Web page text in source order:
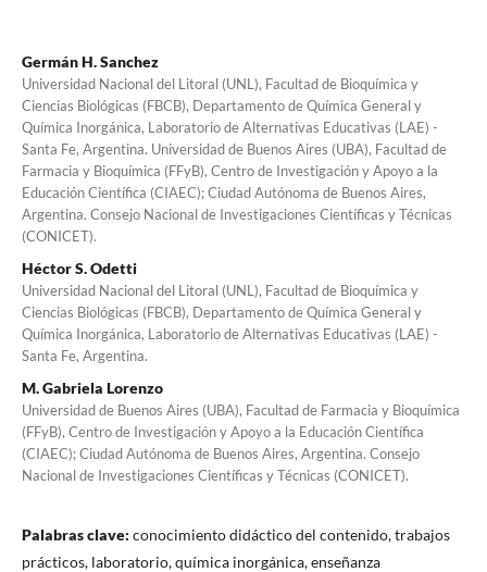
Germán H. Sanchez
Universidad Nacional del Litoral (UNL), Facultad de Bioquímica y
Ciencias Biológicas (FBCB), Departamento de Química General y
Química Inorgánica, Laboratorio de Alternativas Educativas (LAE) -
Santa Fe, Argentina. Universidad de Buenos Aires (UBA), Facultad de
Farmacia y Bioquímica (FFyB), Centro de Investigación y Apoyo a la
Educación Científica (CIAEC); Ciudad Autónoma de Buenos Aires,
Argentina. Consejo Nacional de Investigaciones Científicas y Técnicas
(CONICET).
Héctor S. Odetti
Universidad Nacional del Litoral (UNL), Facultad de Bioquímica y
Ciencias Biológicas (FBCB), Departamento de Química General y
Química Inorgánica, Laboratorio de Alternativas Educativas (LAE) -
Santa Fe, Argentina.
M. Gabriela Lorenzo
Universidad de Buenos Aires (UBA), Facultad de Farmacia y Bioquímica
(FFyB), Centro de Investigación y Apoyo a la Educación Científica
(CIAEC); Ciudad Autónoma de Buenos Aires, Argentina. Consejo
Nacional de Investigaciones Científicas y Técnicas (CONICET).
Palabras clave: conocimiento didáctico del contenido, trabajos
prácticos, laboratorio, química inorgánica, enseñanza